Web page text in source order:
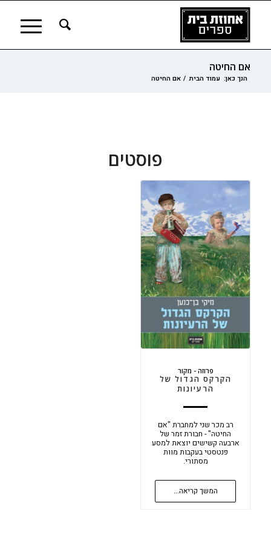
אם החיטה
הנך כאן: עמוד הבית / אם החיטה
פוסטים
פרוזה - מקור
הקרקס הגדול של
הרעיונות
רב מכר שני למחברת "אם
החיטה" - חבורת זמר של
ארבעה קשישים יוצאת למסע
פנטסטי בעקבות מוות
מסתורי.
המשך קריאה...